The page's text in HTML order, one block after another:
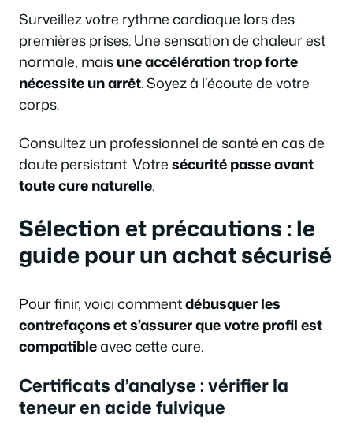
Surveillez votre rythme cardiaque lors des
premières prises. Une sensation de chaleur est
normale, maisune accélération trop forte
nécessite un arrêt. Soyez à l’écoute de votre
corps.
Consultez un professionnel de santé en cas de
doute persistant. Votresécurité passe avant
toute cure naturelle.
Sélection et précautions : le
guide pour un achat sécurisé
Pour finir, voici commentdébusquer les
contrefaçons et s’assurer que votre profil est
compatibleavec cette cure.
Certificats d’analyse : vérifier la
teneur en acide fulvique